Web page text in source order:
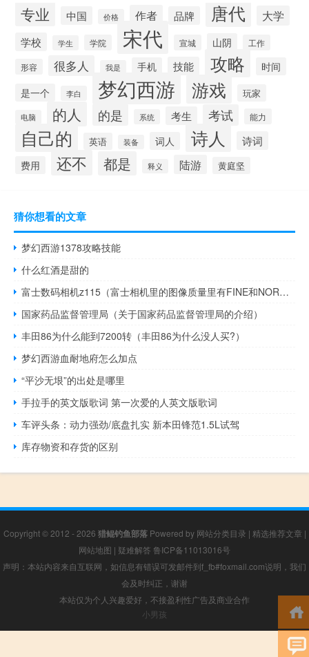
专业 中国 价格 作者 品牌 唐代 大学
学校 学生 学院 宋代 宣城 山阴 工作
形容 很多人 我是 手机 技能 攻略
时间
是一个
李白 梦幻西游 游戏 玩家
电脑 的人 的是 系统 考生 考试 能力
自己的 英语 装备 词人 诗人 诗词
费用 还不 都是 释义 陆游 黄庭坚
猜你想看的文章
梦幻西游1378攻略技能
什么红酒是甜的
富士数码相机z115（富士相机里的图像质量里有FINE和NORMAL分别是什么意思）
国家药品监督管理局（关于国家药品监督管理局的介绍）
丰田86为什么能到7200转（丰田86为什么没人买?）
梦幻西游血耐地府怎么加点
“平沙无垠”的出处是哪里
手拉手的英文版歌词 第一次爱的人英文版歌词
车评头条：动力强劲/底盘扎实 新本田锋范1.5L试驾
库存物资和存货的区别
Copyright © 2012 - 2026 猎鲲钓鱼部落Powered by 网站分类目录 | 精选推荐文章 |
网站地图 | 疑难解答 鲁ICP备11013016号
声明：本站内容来自互联网，如信息有错误可发邮件到f_fb#foxmail.com说明，我们
会及时纠正，谢谢
本站仅为个人兴趣爱好，不接盈利性广告及商业合作
小男孩